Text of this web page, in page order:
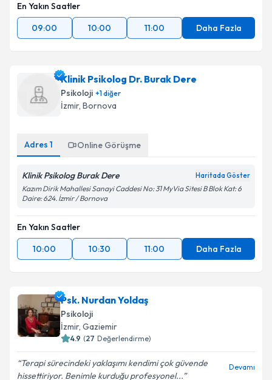
En Yakın Saatler
09:00
10:00 11:00 Daha Fazla
Klinik Psikolog Dr. Burak Dere
Psikoloji +1diğer
İzmir, Bornova
Adres 1 Online Görüşme
Klinik Psikolog Burak Dere Haritada Göster
Kazım Dirik Mahallesi Sanayi Caddesi No: 31 MyVia Sitesi B Blok Kat: 6
Daire: 624. İzmir / Bornova
En Yakın Saatler
10:00
10:30 11:00 Daha Fazla
Psk. Nurdan Yoldaş
Psikoloji
İzmir, Gaziemir
4.9 (27 Değerlendirme)
Terapi sürecindeki yaklaşımı kendimi çok güvende
hissettiriyor. Benimle kurduğu profesyonel...
Devamı